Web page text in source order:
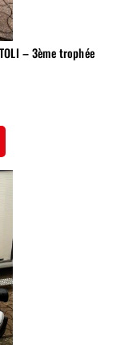
– 3ème trophée